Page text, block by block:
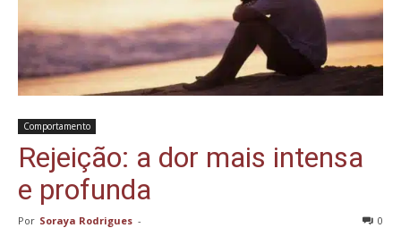
Comportamento
Rejeição: a dor mais intensa
e profunda
Por Soraya Rodrigues - 0